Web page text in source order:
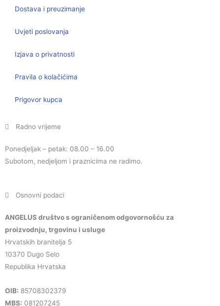
Dostava i preuzimanje
Uvjeti poslovanja
Izjava o privatnosti
Pravila o kolačićima
Prigovor kupca
Radno vrijeme
Ponedjeljak – petak: 08.00 – 16.00
Subotom, nedjeljom i praznicima ne radimo.
Osnovni podaci
ANGELUS društvo s ograničenom odgovornošću za
proizvodnju, trgovinu i usluge
Hrvatskih branitelja 5
10370 Dugo Selo
Republika Hrvatska
OIB: 85708302379
MBS: 081207245